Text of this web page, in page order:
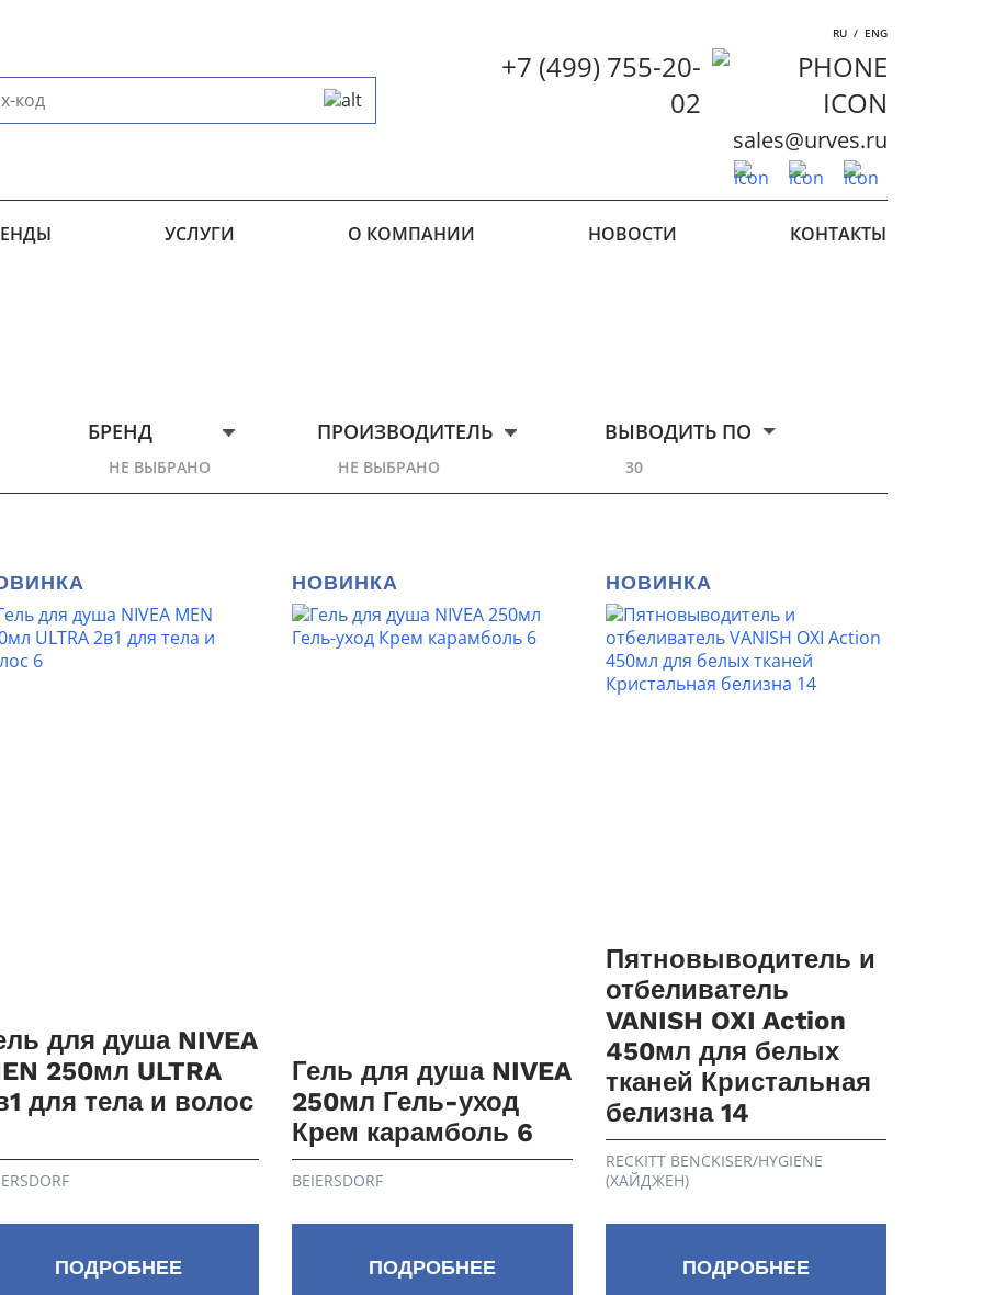
RU / ENG
+7 (499) 755-20-
02
sales@urves.ru
УСЛУГИ О КОМПАНИИ НОВОСТИ КОНТАКТЫ
БРЕНД
НЕ ВЫБРАНО
ПРОИЗВОДИТЕЛЬ
НЕ ВЫБРАНО
ВЫВОДИТЬ ПО
30
для душа NIVEA
250мл ULTRA
для тела и волос
ПОДРОБНЕЕ
НОВИНКА
Гель для душа NIVEA
250мл Гель-уход
Крем карамболь 6
BEIERSDORF
ПОДРОБНЕЕ
НОВИНКА
Пятновыводитель и
отбеливатель
VANISH OXI Action
450мл для белых
тканей Кристальная
белизна 14
RECKITT BENCKISER/HYGIENE
(ХАЙДЖЕН)
ПОДРОБНЕЕ